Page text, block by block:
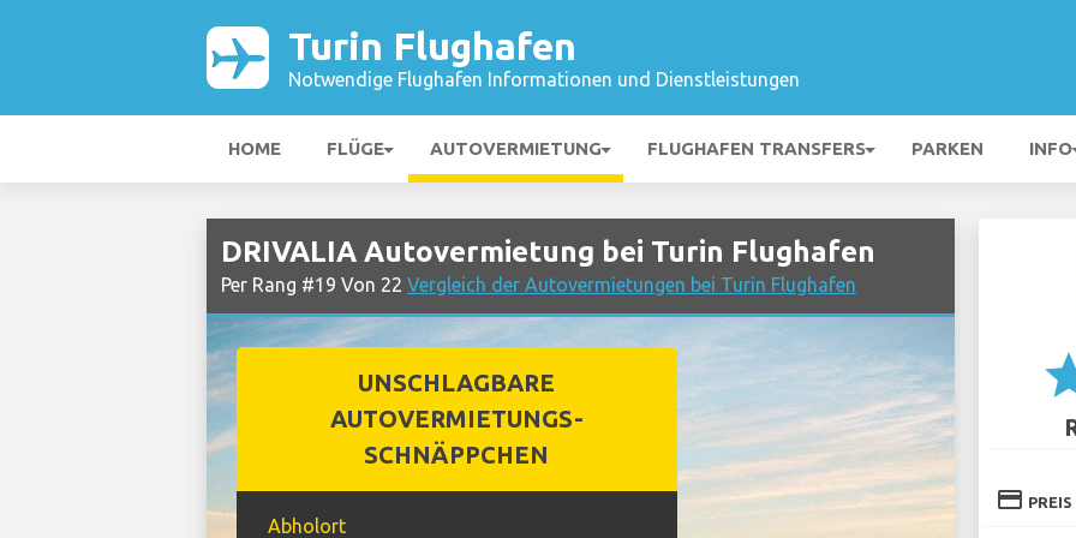
Turin Flughafen
Notwendige Flughafen Informationen und Dienstleistungen
HOME FLÜGE AUTOVERMIETUNG FLUGHAFEN TRANSFERS PARKEN INFO
DRIVALIA Autovermietung bei Turin Flughafen
Per Rang #19 Von 22 Vergleich der Autovermietungen bei Turin Flughafen
UNSCHLAGBARE
AUTOVERMIETUNGS-
SCHNÄPPCHEN
Abholort
credit_card PREIS